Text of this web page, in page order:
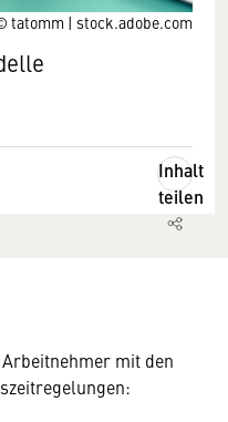
tatomm | stock.adobe.com
Inhalt
teilen
mit den
einen externen
wir allerdings